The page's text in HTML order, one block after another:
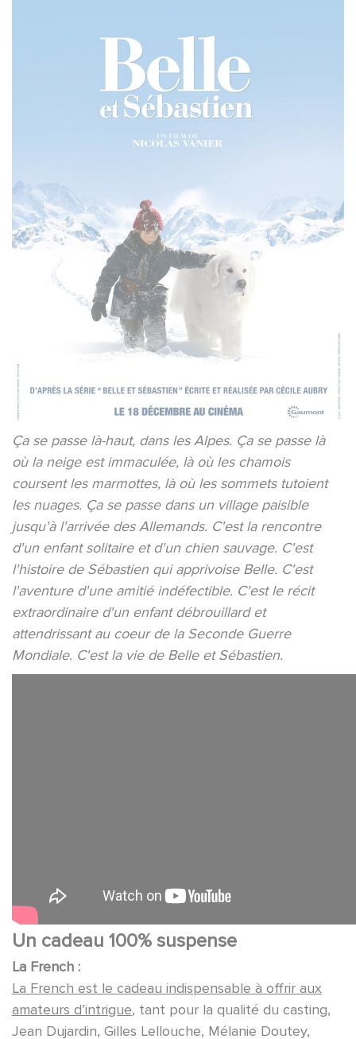
Ça se passe là-haut, dans les Alpes. Ça se passe là
où la neige est immaculée, là où les chamois
coursent les marmottes, là où les sommets tutoient
les nuages. Ça se passe dans un village paisible
jusqu'à l'arrivée des Allemands. C'est la rencontre
d'un enfant solitaire et d'un chien sauvage. C'est
l'histoire de Sébastien qui apprivoise Belle. C'est
l'aventure d'une amitié indéfectible. C'est le récit
extraordinaire d'un enfant débrouillard et
attendrissant au coeur de la Seconde Guerre
Mondiale. C'est la vie de Belle et Sébastien.
Un cadeau 100% suspense
La French :
La French est le cadeau indispensable à offrir aux
amateurs d’intrigue, tant pour la qualité du casting,
Jean Dujardin, Gilles Lellouche, Mélanie Doutey,